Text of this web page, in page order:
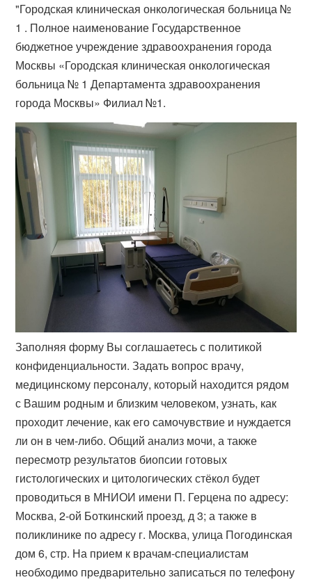
"Городская клиническая онкологическая больница №
1 . Полное наименование Государственное
бюджетное учреждение здравоохранения города
Москвы «Городская клиническая онкологическая
больница № 1 Департамента здравоохранения
города Москвы» Филиал №1.
Заполняя форму Вы соглашаетесь с политикой
конфиденциальности. Задать вопрос врачу,
медицинскому персоналу, который находится рядом
с Вашим родным и близким человеком, узнать, как
проходит лечение, как его самочувствие и нуждается
ли он в чем-либо. Общий анализ мочи, а также
пересмотр результатов биопсии готовых
гистологических и цитологических стёкол будет
проводиться в МНИОИ имени П. Герцена по адресу:
Москва, 2-ой Боткинский проезд, д 3; а также в
поликлинике по адресу г. Москва, улица Погодинская
дом 6, стр. На прием к врачам-специалистам
необходимо предварительно записаться по телефону